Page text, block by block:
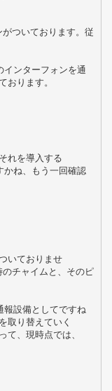
ついております。従
ンターフォンを通
おります。
れを導入する
ね、もう一回確認
いておりませ
チャイムと、そのピ
設備としてですね
取り替えていく
て、現時点では、